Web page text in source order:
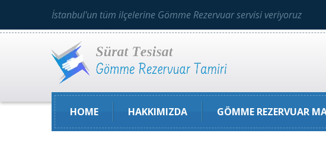
İstanbul'un tüm ilçelerine Gömme Rezervuar servisi veriyoruz
HOME HAKKIMIZDA GÖMME REZERVUAR